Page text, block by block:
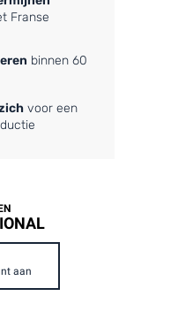
Franse
binnen 60
voor een
aan